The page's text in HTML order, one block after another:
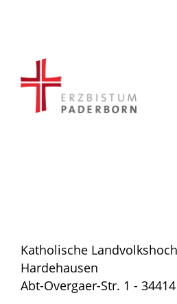
Katholische
Hardehausen
Abt-Overgaer-Str. 1 -